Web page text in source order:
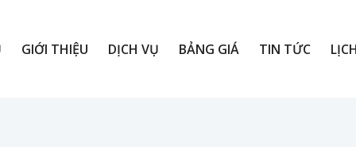
GIỚI THIỆU DỊCH VỤ BẢNG GIÁ TIN TỨC